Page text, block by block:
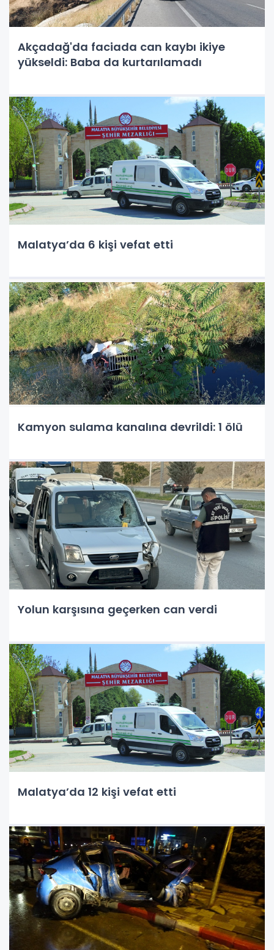
Akçadağ'da faciada can kaybı ikiye
yükseldi: Baba da kurtarılamadı
Malatya’da 6 kişi vefat etti
Kamyon sulama kanalına devrildi: 1 ölü
Yolun karşısına geçerken can verdi
Malatya’da 12 kişi vefat etti